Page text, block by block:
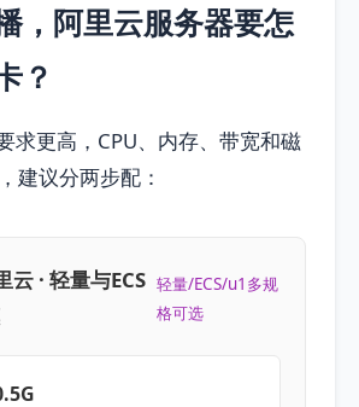
，阿里云服务器要怎
？
求更高，CPU、内存、带宽和磁
建议分两步配：
云 · 轻量与ECS 轻量/ECS/u1多规
格可选